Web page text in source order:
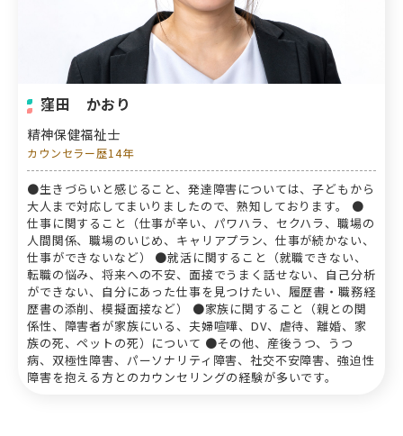
窪田 かおり
精神保健福祉士
カウンセラー歴14年
●生きづらいと感じること、発達障害については、子どもから
大人まで対応してまいりましたので、熟知しております。 ●
仕事に関すること（仕事が辛い、パワハラ、セクハラ、職場の
人間関係、職場のいじめ、キャリアプラン、仕事が続かない、
仕事ができないなど） ●就活に関すること（就職できない、
転職の悩み、将来への不安、面接でうまく話せない、自己分析
ができない、自分にあった仕事を見つけたい、履歴書・職務経
歴書の添削、模擬面接など） ●家族に関すること（親との関
係性、障害者が家族にいる、夫婦喧嘩、DV、虐待、離婚、家
族の死、ペットの死）について ●その他、産後うつ、うつ
病、双極性障害、パーソナリティ障害、社交不安障害、強迫性
障害を抱える方とのカウンセリングの経験が多いです。